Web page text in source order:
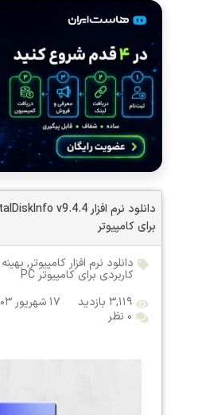
برای کامپیوتر
دانلود نرم افزار کامپیوتر,
کاربردی برای کامپیوتر PC
۳,۱۱۹ بازدید
۱۷ شهریور ۱۴۰۳
۰ نظر